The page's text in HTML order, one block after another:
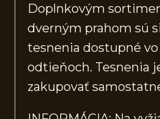
Doplnkovým
dverným prahom sú
tesnenia dostupné
odtieňoch. Tesnenia
zakupovať